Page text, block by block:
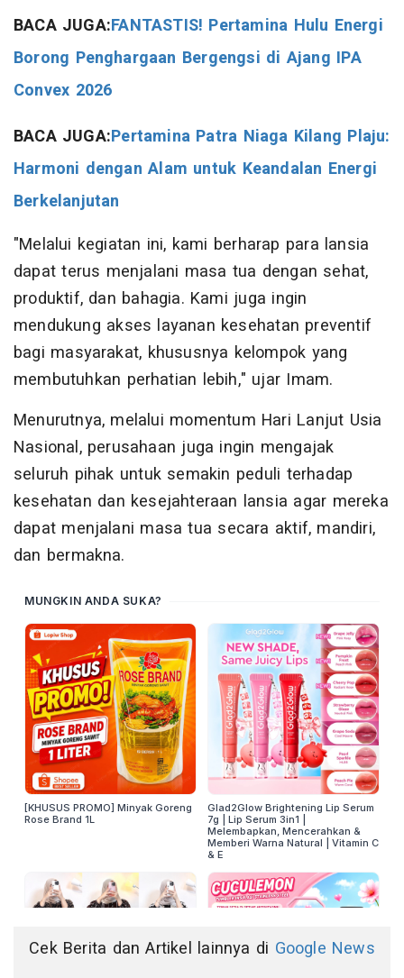
BACA JUGA:FANTASTIS! Pertamina Hulu Energi
Borong Penghargaan Bergengsi di Ajang IPA
Convex 2026
BACA JUGA:Pertamina Patra Niaga Kilang Plaju:
Harmoni dengan Alam untuk Keandalan Energi
Berkelanjutan
"Melalui kegiatan ini, kami berharap para lansia
dapat terus menjalani masa tua dengan sehat,
produktif, dan bahagia. Kami juga ingin
mendukung akses layanan kesehatan preventif
bagi masyarakat, khususnya kelompok yang
membutuhkan perhatian lebih," ujar Imam.
Menurutnya, melalui momentum Hari Lanjut Usia
Nasional, perusahaan juga ingin mengajak
seluruh pihak untuk semakin peduli terhadap
kesehatan dan kesejahteraan lansia agar mereka
dapat menjalani masa tua secara aktif, mandiri,
dan bermakna.
Cek Berita dan Artikel lainnya di Google News